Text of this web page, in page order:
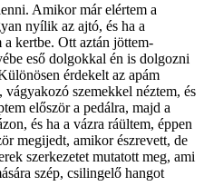
Amikor már elértem a
nyílik az ajtó, és ha a
kertbe. Ott aztán jöttem-
eső dolgokkal én is dolgozni
érdekelt az apám
szemekkel néztem, és
először a pedálra, majd a
és ha a vázra ráültem, éppen
megijedt, amikor észrevett, de
szerkezetet mutatott meg, ami
szép, csilingelő hangot